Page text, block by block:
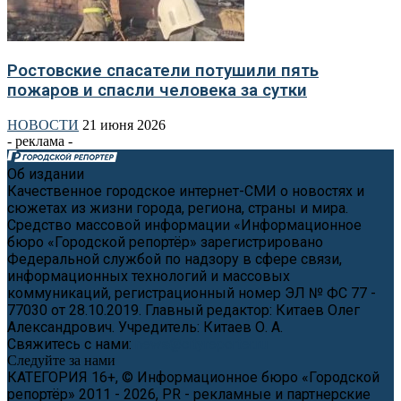
Ростовские спасатели потушили пять
пожаров и спасли человека за сутки
НОВОСТИ 21 июня 2026
- реклама -
Об издании
Качественное городское интернет-СМИ о новостях и
сюжетах из жизни города, региона, страны и мира.
Средство массовой информации «Информационное
бюро «Городской репортёр» зарегистрировано
Федеральной службой по надзору в сфере связи,
информационных технологий и массовых
коммуникаций, регистрационный номер ЭЛ № ФС 77 -
77030 от 28.10.2019. Главный редактор: Китаев Олег
Александрович. Учредитель: Китаев О. А.
Свяжитесь с нами:
Следуйте за нами
КАТЕГОРИЯ 16+, © Информационное бюро «Городской
репортёр» 2011 - 2026, PR - рекламные и партнерские